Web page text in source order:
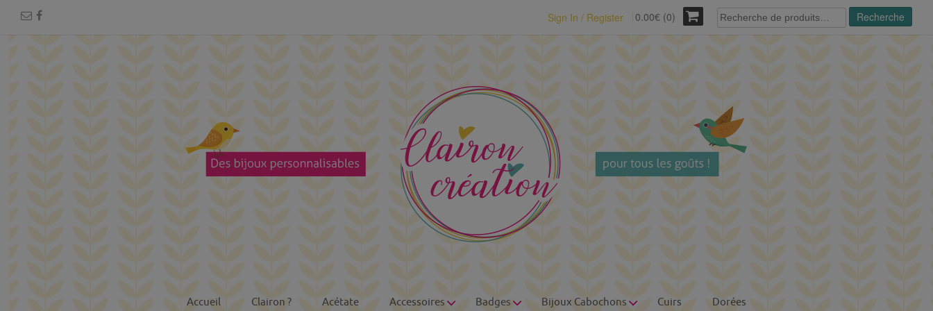
Sign In / Register 0.00€ (0)
Recherche
pour :
Recherche
Accueil Clairon ? Acétate Accessoires Badges Bijoux Cabochons Cuirs Dorées